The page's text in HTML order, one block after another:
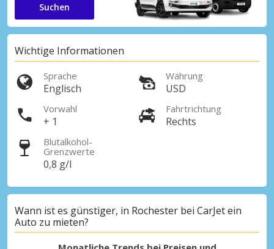
Suchen
Wichtige Informationen
Sprache
Englisch
Währung
USD
Vorwahl
+ 1
Fahrtrichtung
Rechts
Blutalkohol-
Grenzwerte
0,8 g/l
Wann ist es günstiger, in Rochester bei CarJet ein
Auto zu mieten?